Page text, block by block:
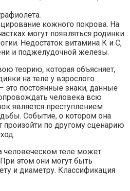
кожного покрова. На
могут появляться родинки.
Недостаток витамина К и С,
и поджелудочной железы.
теорию, которая объясняет,
на теле у взрослого.
это постоянные знаки, данные
человека всю
является преступлением
Событие, о котором она
по другому сценарию
человеческом теле может
этом они могут быть
и диаметру. Классификация